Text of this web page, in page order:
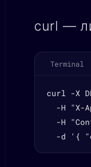
curl —
Terminal
curl -X
-H "X-
-H
-d '{